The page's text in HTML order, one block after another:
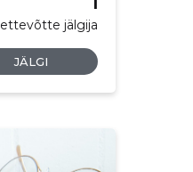
ettevõtte jälgija
JÄLGI